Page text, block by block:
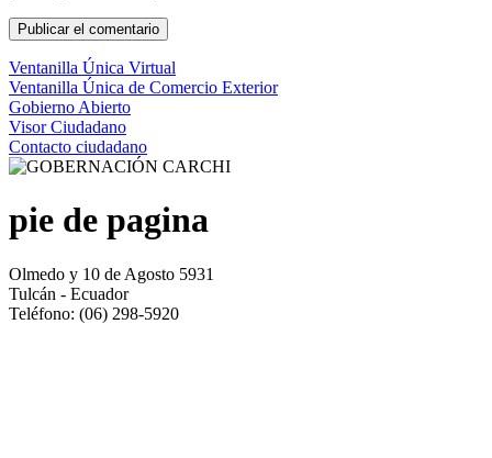
Ventanilla Única Virtual
Ventanilla Única de Comercio Exterior
Gobierno Abierto
Visor Ciudadano
Contacto ciudadano
pie de pagina
Olmedo y 10 de Agosto 5931
Tulcán - Ecuador
Teléfono: (06) 298-5920